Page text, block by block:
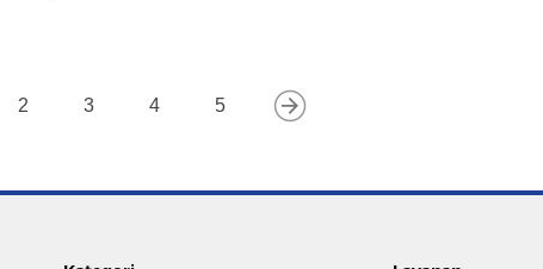
2 3 4 5